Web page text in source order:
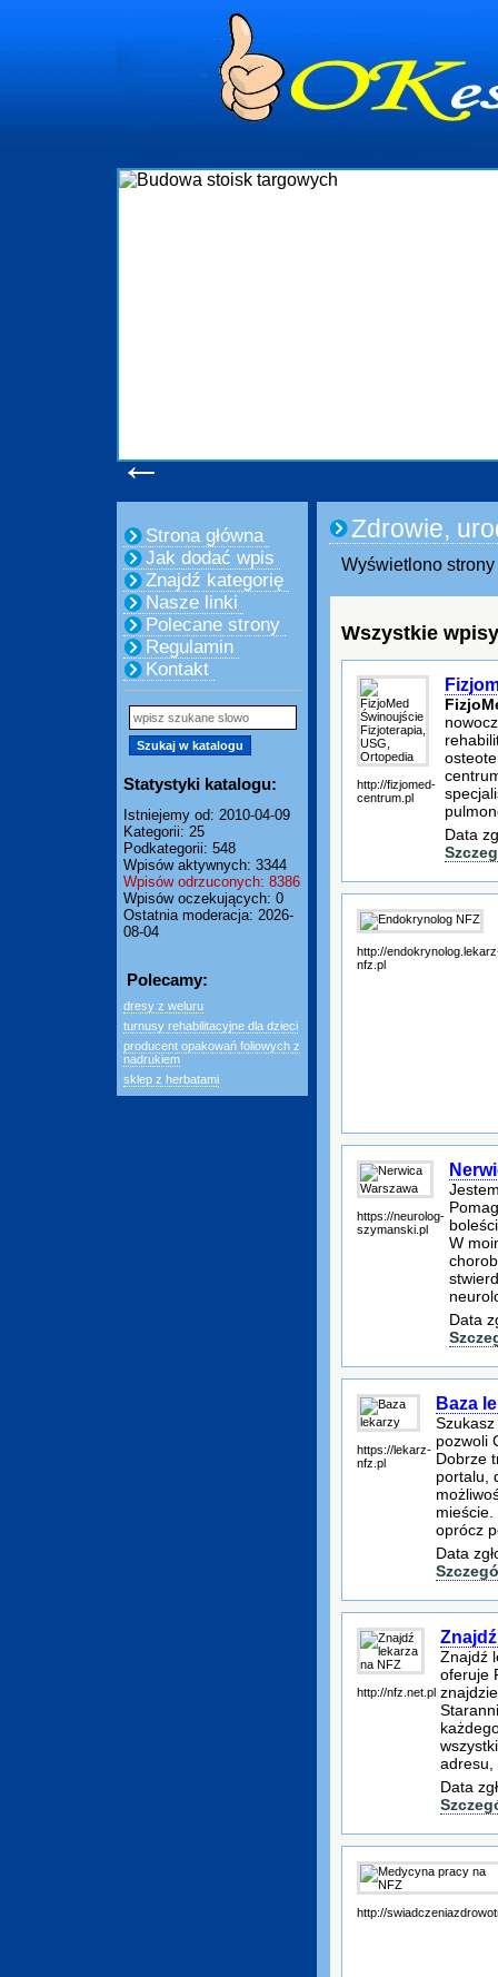
Budowa stoisk targowych
←
Strona główna
Jak dodać wpis
Znajdź kategorię
Nasze linki
Polecane strony
Regulamin
Kontakt
Statystyki katalogu:
Istniejemy od: 2010-04-09
Kategorii: 25
Podkategorii: 548
Wpisów aktywnych: 3344
Wpisów odrzuconych: 8386
Wpisów oczekujących: 0
Ostatnia moderacja: 2026-
08-04
Polecamy:
dresy z weluru
turnusy rehabilitacyjne dla dzieci
producent opakowań foliowych z
nadrukiem
sklep z herbatami
Zdrowie,
Wyświetlono
Wszystkie
http://fizjomed-
centrum.pl
Data
http://
nfz.pl
https://neurolog-
szymanski.pl
W
Data
https://lekarz-
nfz.pl
Baza
pozwoli
Dobrze
portalu,
oprócz
Data
http://nfz.net.pl
Znajdź
oferuje
adresu,
Data
http://